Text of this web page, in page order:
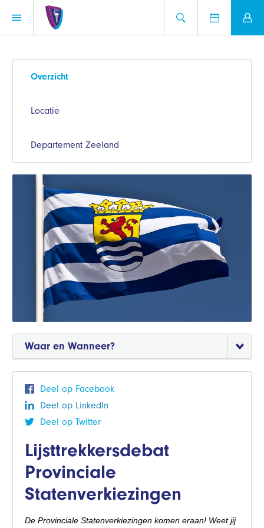
Overzicht
Locatie
Departement Zeeland
Waar en Wanneer?
Deel op Facebook
Deel op LinkedIn
Deel op Twitter
Lijsttrekkersdebat
Provinciale
Statenverkiezingen
De Provinciale Statenverkiezingen komen eraan! Weet jij